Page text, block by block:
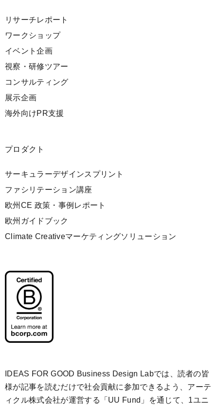
リサーチレポート
ワークショップ
イベント企画
視察・研修ツアー
コンサルティング
展示企画
海外向けPR支援
プロダクト
サーキュラーデザインスプリント
ファシリテーション講座
欧州CE 政策・事例レポート
欧州ガイドブック
Climate Creativeマーケティングソリューション
IDEAS FOR GOOD Business Design Labでは、読者の皆
様が記事を読むだけで社会貢献に参加できるよう、アーテ
ィクル株式会社が運営する「 UU Fund 」を通じて、1ユニ